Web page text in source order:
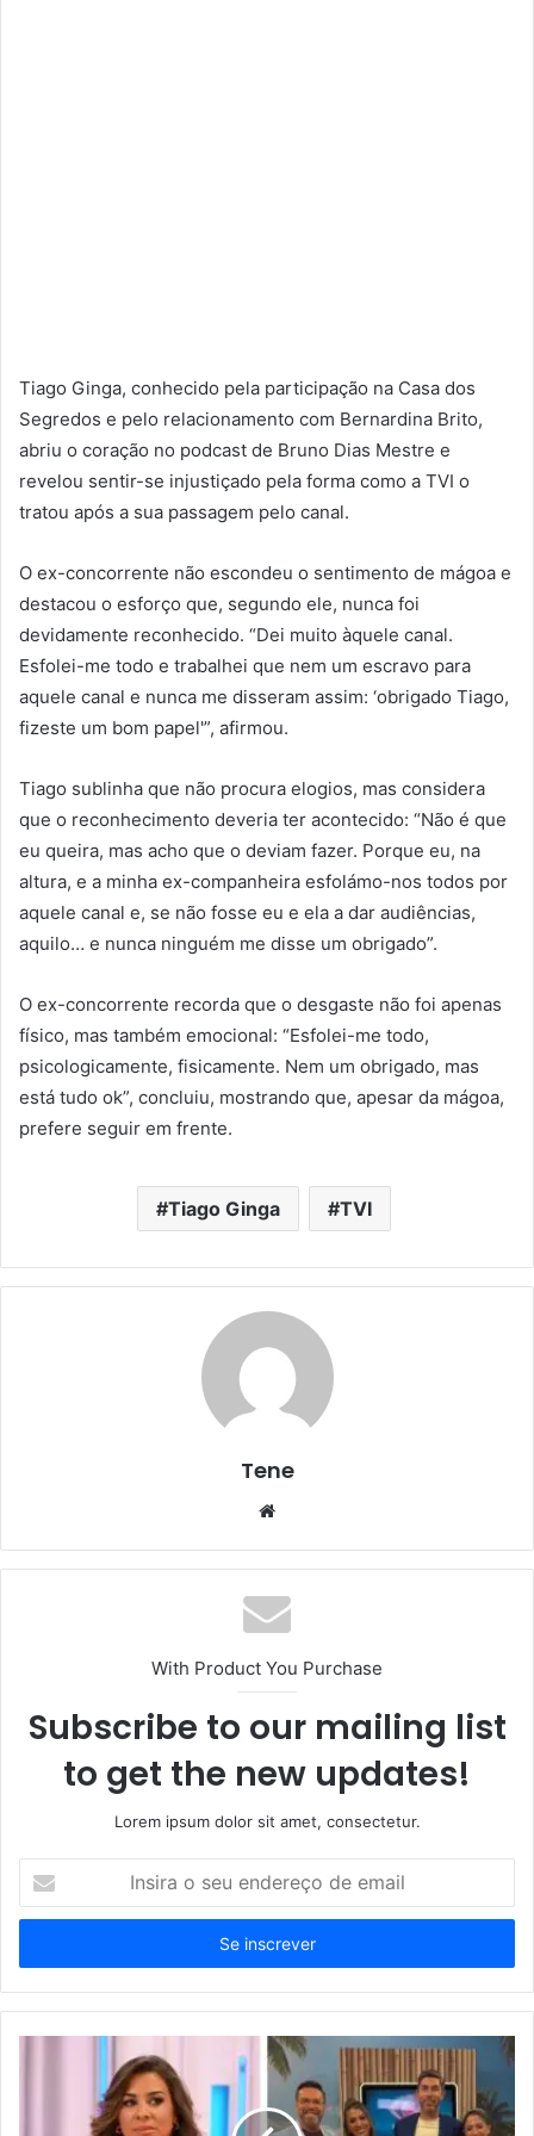
Tiago Ginga, conhecido pela participação na Casa dos
Segredos e pelo relacionamento com Bernardina Brito,
abriu o coração no podcast de Bruno Dias Mestre e
revelou sentir-se injustiçado pela forma como a TVI o
tratou após a sua passagem pelo canal.
O ex-concorrente não escondeu o sentimento de mágoa e
destacou o esforço que, segundo ele, nunca foi
devidamente reconhecido. “Dei muito àquele canal.
Esfolei-me todo e trabalhei que nem um escravo para
aquele canal e nunca me disseram assim: ‘obrigado Tiago,
fizeste um bom papel'”, afirmou.
Tiago sublinha que não procura elogios, mas considera
que o reconhecimento deveria ter acontecido: “Não é que
eu queira, mas acho que o deviam fazer. Porque eu, na
altura, e a minha ex-companheira esfolámo-nos todos por
aquele canal e, se não fosse eu e ela a dar audiências,
aquilo… e nunca ninguém me disse um obrigado”.
O ex-concorrente recorda que o desgaste não foi apenas
físico, mas também emocional: “Esfolei-me todo,
psicologicamente, fisicamente. Nem um obrigado, mas
está tudo ok”, concluiu, mostrando que, apesar da mágoa,
prefere seguir em frente.
Tiago Ginga TVI
Tene
Website
With Product You Purchase
Subscribe to our mailing list
to get the new updates!
Lorem ipsum dolor sit amet, consectetur.
seu
de
email